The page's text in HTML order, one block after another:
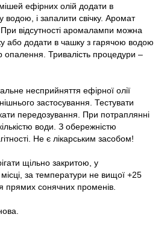
ефірних олій додати в
і запалити свічку. Аромат
відсутності аромалампи можна
або додати в чашку з гарячою водою
опалення. Тривалість процедури –
несприйняття ефірної олії
застосування. Тестувати
передозування. При потраплянні
води. З обережністю
Не є лікарським засобом!
щільно закритою, у
за температури не вищої +25
прямих сонячних променів.